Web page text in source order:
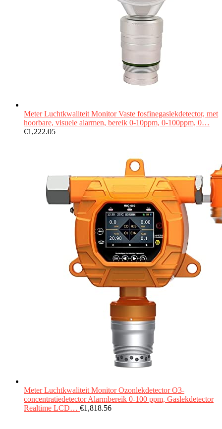
Meter Luchtkwaliteit Monitor Vaste fosfinegaslekdetector, met
hoorbare, visuele alarmen, bereik 0-10ppm, 0-100ppm, 0…
€1,222.05
Meter Luchtkwaliteit Monitor Ozonlekdetector O3-
concentratiedetector Alarmbereik 0-100 ppm, Gaslekdetector
Realtime LCD… €1,818.56